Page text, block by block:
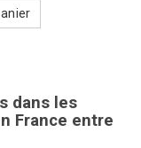
dans les
France entre